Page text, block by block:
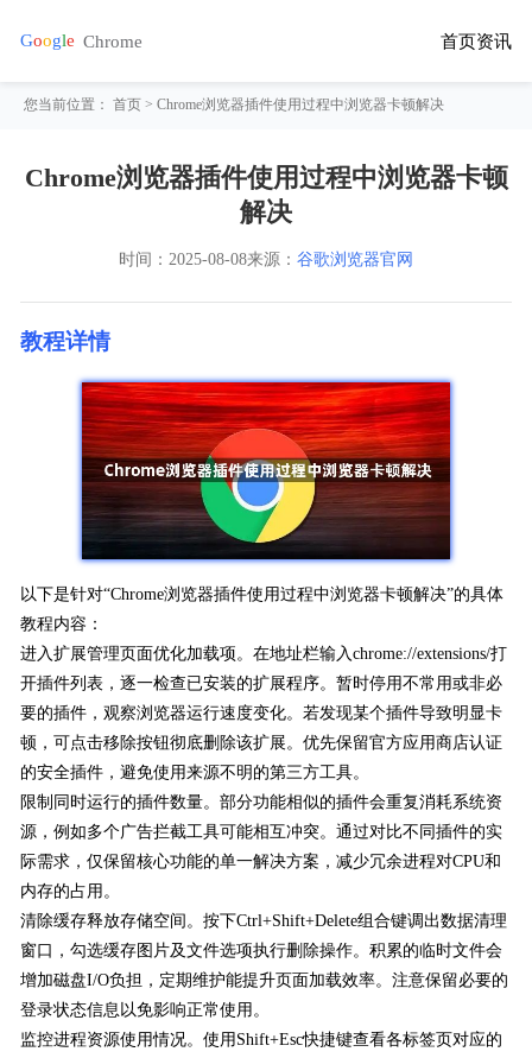
首页资讯
您当前位置：首页 > Chrome浏览器插件使用过程中浏览器卡顿解决
Chrome浏览器插件使用过程中浏览器卡顿
解决
时间： 2025-08-08来源： 谷歌浏览器官网
教程详情
以下是针对“Chrome浏览器插件使用过程中浏览器卡顿解决”的具体
教程内容：
进入扩展管理页面优化加载项。在地址栏输入chrome://extensions/打
开插件列表，逐一检查已安装的扩展程序。暂时停用不常用或非必
要的插件，观察浏览器运行速度变化。若发现某个插件导致明显卡
顿，可点击移除按钮彻底删除该扩展。优先保留官方应用商店认证
的安全插件，避免使用来源不明的第三方工具。
限制同时运行的插件数量。部分功能相似的插件会重复消耗系统资
源，例如多个广告拦截工具可能相互冲突。通过对比不同插件的实
际需求，仅保留核心功能的单一解决方案，减少冗余进程对CPU和
内存的占用。
清除缓存释放存储空间。按下Ctrl+Shift+Delete组合键调出数据清理
窗口，勾选缓存图片及文件选项执行删除操作。积累的临时文件会
增加磁盘I/O负担，定期维护能提升页面加载效率。注意保留必要的
登录状态信息以免影响正常使用。
监控进程资源使用情况。使用Shift+Esc快捷键查看各标签页对应的